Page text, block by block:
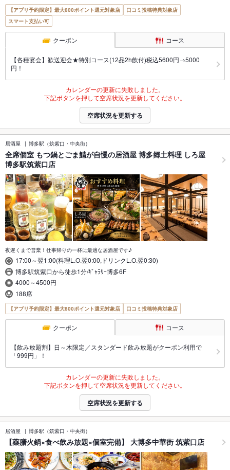
【アプリ予約限定】最大800ポイント還元対象店
口コミ投稿特典対象店
スマート支払い可
クーポン コース
【各種宴会】歓送迎会★特別コース(12品2h飲付)税込5600円→5000
円！
カレンダーの更新に失敗しました。
下記ボタンを押して空席状況を更新してください。
空席状況を更新する
居酒屋 博多駅（筑紫口・中央街）
全席個室 もつ鍋とごま鯖が自慢の居酒屋 博多郷土料理 しろ屋
博多駅筑紫口店
夜遅くまで営業！仕事帰りの一杯に最適な居酒屋です♪
17:00～翌1:00(料理L.O.翌0:00,ドリンクL.O.翌0:30)
博多駅筑紫口から徒歩1分/ｷﾞｬﾗﾘｰ博多6F
4000～4500円
188席
【アプリ予約限定】最大800ポイント還元対象店 口コミ投稿特典対象店
クーポン コース
【飲み放題割】日～木限定／スタンダード飲み放題がクーポン利用で
「999円」！
カレンダーの更新に失敗しました。
下記ボタンを押して空席状況を更新してください。
空席状況を更新する
居酒屋 博多駅（筑紫口・中央街）
【薬膳火鍋×食べ飲み放題×個室完備】 大博多中華街 筑紫口店